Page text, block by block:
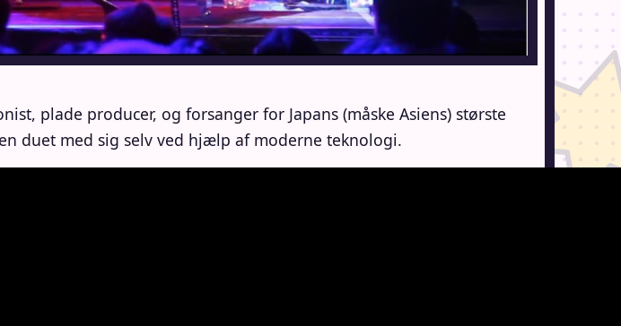
plade producer, og forsanger for Japans (måske Asiens) største
duet med sig selv ved hjælp af moderne teknologi.